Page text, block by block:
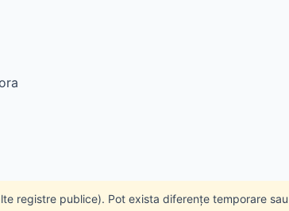
registre publice). Pot exista diferențe temporare